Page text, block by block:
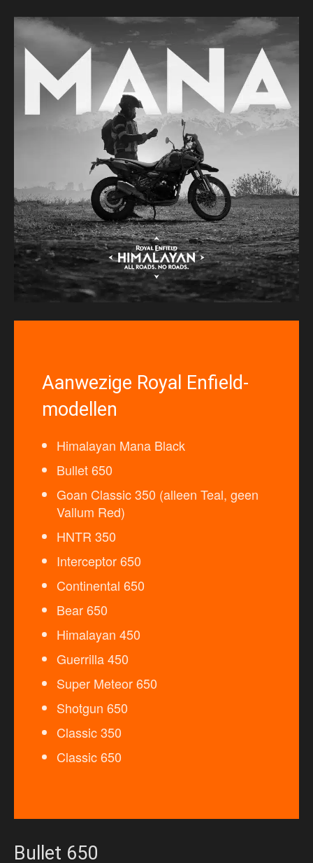
Aanwezige Royal Enfield-
modellen
Himalayan Mana Black
Bullet 650
Goan Classic 350 (alleen Teal, geen
Vallum Red)
HNTR 350
Interceptor 650
Continental 650
Bear 650
Himalayan 450
Guerrilla 450
Super Meteor 650
Shotgun 650
Classic 350
Classic 650
Bullet 650